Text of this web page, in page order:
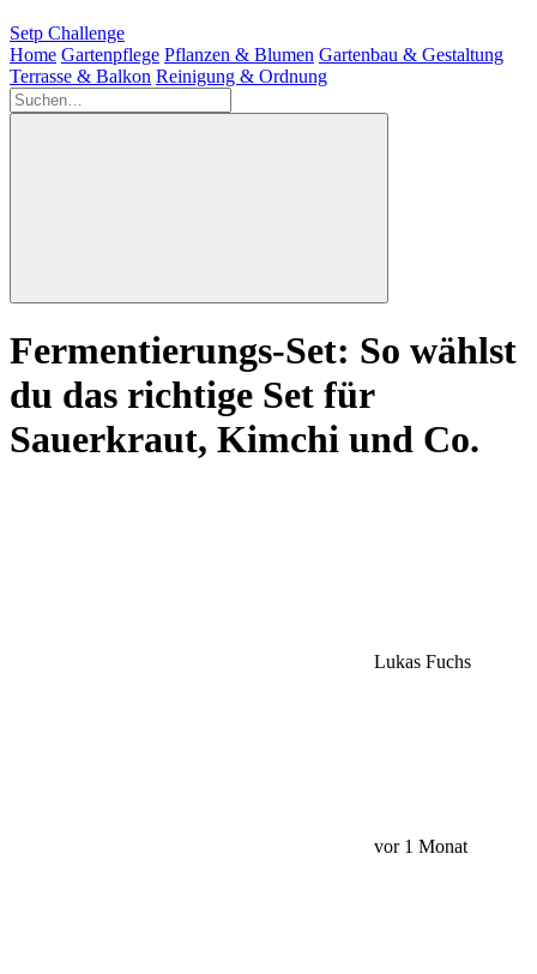
Setp Challenge
Home Gartenpflege Pflanzen & Blumen Gartenbau & Gestaltung
Terrasse & Balkon Reinigung & Ordnung
Fermentierungs-Set: So wählst
du das richtige Set für
Sauerkraut, Kimchi und Co.
Lukas Fuchs
vor 1 Monat